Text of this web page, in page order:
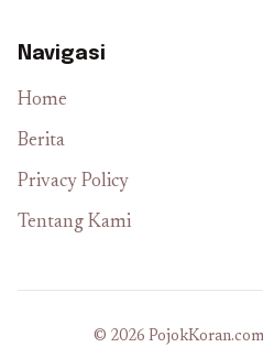
Navigasi
Home
Berita
Privacy Policy
Tentang Kami
© 2026